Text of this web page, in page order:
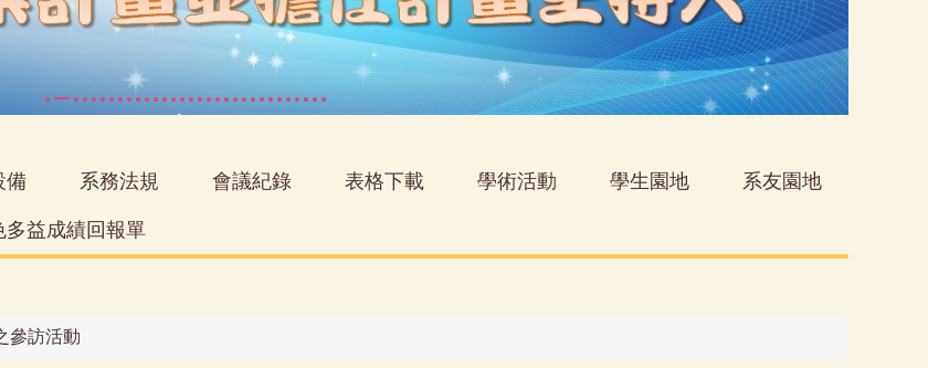
備 系務法規 會議紀錄 表格下載 學術活動 學生園地 系友園地
多益成績回報單
參訪活動